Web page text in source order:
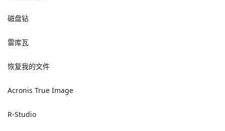
磁盘钻
雷库瓦
恢复我的文件
Acronis True Image
R-Studio